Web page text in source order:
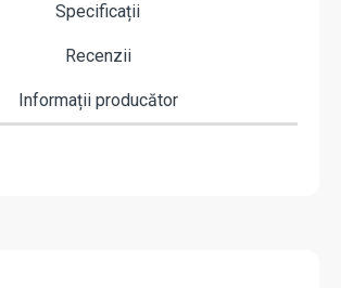
Specificații
Recenzii
Informații producător